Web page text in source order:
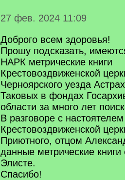
27 фев. 2024 11:09
Доброго всем здоровья!
Прошу подсказать,
НАРК метрические книги
Крестовоздвиженской
Черноярского уезда
Таковых в фондах
области за много лет
В разговоре с настоятелем
Крестовоздвиженской
Приютного, отцом
данные метрические книги
Элисте.
Спасибо!